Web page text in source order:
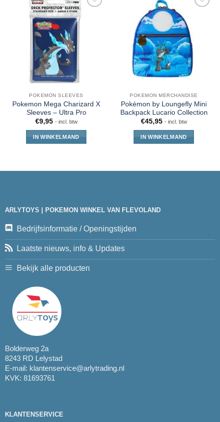
POKEMON SLEEVES
Pokemon Mega Charizard X
Sleeves – Ultra Pro
€9,95 - incl. btw
IN WINKELMAND
POKEMON MERCHANDISE
Pokémon by Loungefly Mini
Backpack Lucario Collection
€45,95 - incl. btw
IN WINKELMAND
ARLYTOYS | POKEMON WINKEL VAN FLEVOLAND
Bedrijfsinformatie / Openingstijden
Laatste nieuws, info & Updates
Bekijk alle producten
Bolderweg 2a
8243 RD Lelystad
E-mail: klantenservice@arlytrading.nl
KVK: 81693761
KLANTENSERVICE